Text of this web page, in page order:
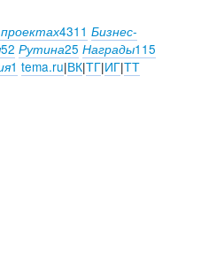
4311 Бизнес-
52 Рутина25 Награды115
1 tema.ru|ВК|ТГ|ИГ|ТТ